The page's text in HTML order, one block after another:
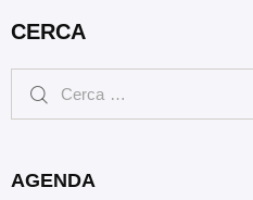
CERCA
AGENDA